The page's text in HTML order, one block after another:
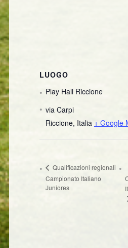
LUOGO
Play Hall Riccione
via Carpi
Riccione, Italia + Google
Qualificazioni regionali
Campionato Italiano
Juniores